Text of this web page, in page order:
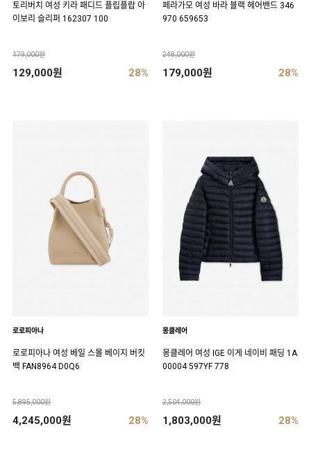
토리버치 여성 키라 패디드 플립플랍 아
이보리 슬리퍼 162307 100
179,000원
129,000원 28%
페라가모 여성 바라 블랙 헤어밴드 346
970 659653
248,000원
179,000원 28%
로로피아나
로로피아나 여성 베일 스몰 베이지 버킷
백 FAN8964 D0Q6
5,895,000원
4,245,000원 28%
몽클레어
몽클레어 여성 IGE 이게 네이비 패딩 1A
00004 597YF 778
2,504,000원
1,803,000원 28%